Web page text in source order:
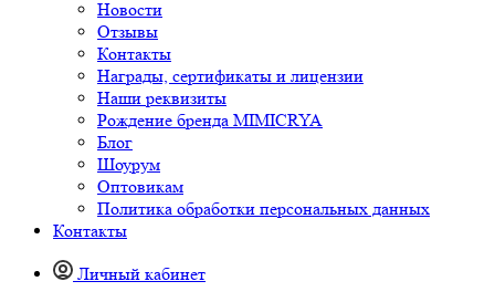
Новости
Отзывы
Контакты
Награды, сертификаты и лицензии
Наши реквизиты
Рождение бренда MIMICRYA
Блог
Шоурум
Оптовикам
Политика обработки персональных данных
Контакты
Личный кабинет